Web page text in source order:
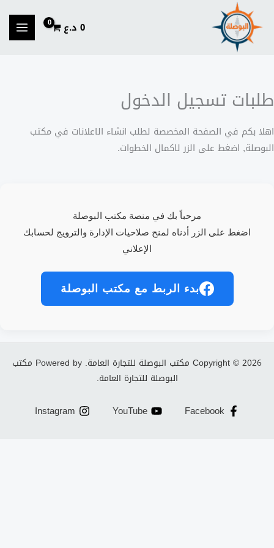
تخطي
إلى
المحتوى
0 د.ع
طلبات تسجيل الدخول
اهلا بكم في الصفحة المخصصة لطلب انشاء الاعلانات في مكتب
البوصلة, اضغط على الزر لاكمال الخطوات.
مرحباً بك في منصة مكتب البوصلة
اضغط على الزر أدناه لمنح صلاحيات الإدارة والترويج لحسابك
الإعلاني
بدء الربط مع مكتب البوصلة
Copyright © 2026 مكتب البوصلة للتجارة العامة. Powered by مكتب
البوصلة للتجارة العامة.
Facebook
YouTube
Instagram